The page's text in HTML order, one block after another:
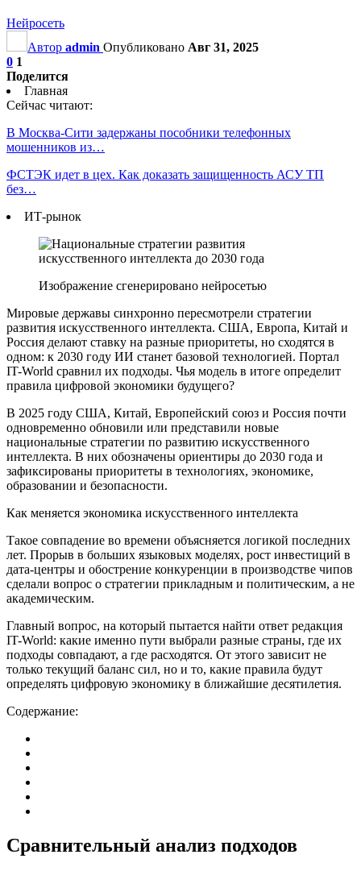
Нейросеть
Автор admin Опубликовано Авг 31, 2025
0 1
Поделится
Главная
Сейчас читают:
В Москва-Сити задержаны пособники телефонных
мошенников из…
ФСТЭК идет в цех. Как доказать защищенность АСУ ТП
без…
ИТ-рынок
Изображение сгенерировано нейросетью
Мировые державы синхронно пересмотрели стратегии
развития искусственного интеллекта. США, Европа, Китай и
Россия делают ставку на разные приоритеты, но сходятся в
одном: к 2030 году ИИ станет базовой технологией. Портал
IT-World сравнил их подходы. Чья модель в итоге определит
правила цифровой экономики будущего?
В 2025 году США, Китай, Европейский союз и Россия почти
одновременно обновили или представили новые
национальные стратегии по развитию искусственного
интеллекта. В них обозначены ориентиры до 2030 года и
зафиксированы приоритеты в технологиях, экономике,
образовании и безопасности.
Как меняется экономика искусственного интеллекта
Такое совпадение во времени объясняется логикой последних
лет. Прорыв в больших языковых моделях, рост инвестиций в
дата-центры и обострение конкуренции в производстве чипов
сделали вопрос о стратегии прикладным и политическим, а не
академическим.
Главный вопрос, на который пытается найти ответ редакция
IT-World: какие именно пути выбрали разные страны, где их
подходы совпадают, а где расходятся. От этого зависит не
только текущий баланс сил, но и то, какие правила будут
определять цифровую экономику в ближайшие десятилетия.
Содержание:
Сравнительный анализ подходов